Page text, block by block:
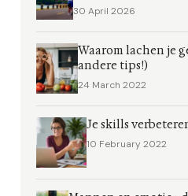
30 April 2026
Waarom lachen je
andere tips!)
24 March 2022
Je skills
10 February 2022